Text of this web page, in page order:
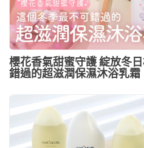
櫻花香氣甜蜜守護 綻放冬
錯過的超滋潤保濕沐浴乳霜